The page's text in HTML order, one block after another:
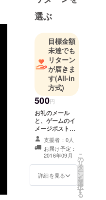
きが高じて
ゲームを自
作するよう
になりまし
た。
日本ではま
だまだマイ
ナーなアナ
ログゲーム
が、少しで
も広まれば
良いと思っ
ています。
選ぶ
目標金額
未達でも
リターン
が届きま
す(All-in
方式)
500円
お礼のメール
と、ゲームのイ
メージポスト
カードを送付さ
せて頂きます。
支援者：0人
お届け予定：
2016年09月
詳細を見る
こ
の
リ
タ
ー
ン
を
選
択
す
る